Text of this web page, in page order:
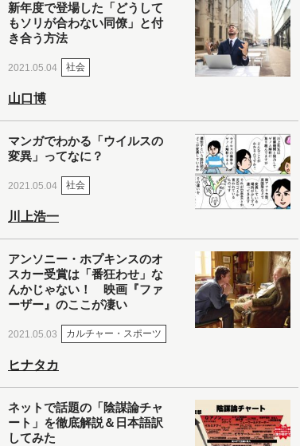
新年度で登場した「どうして
もソリが合わない同僚」と付
き合う方法
2021.05.04 社会
山口博
マンガでわかる「ウイルスの
変異」ってなに？
2021.05.04 社会
川上浩一
アンソニー・ホプキンスのオ
スカー受賞は「番狂わせ」な
んかじゃない！ 映画『ファ
ーザー』のここが凄い
2021.05.03 カルチャー・スポーツ
ヒナタカ
ネットで話題の「陰謀論チャ
ート」を徹底解説＆日本語訳
してみた